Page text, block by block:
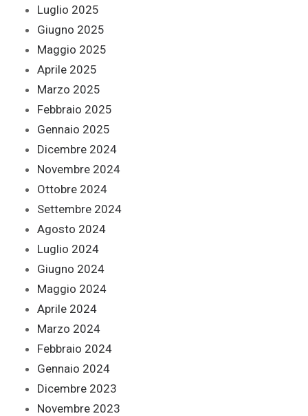
Luglio 2025
Giugno 2025
Maggio 2025
Aprile 2025
Marzo 2025
Febbraio 2025
Gennaio 2025
Dicembre 2024
Novembre 2024
Ottobre 2024
Settembre 2024
Agosto 2024
Luglio 2024
Giugno 2024
Maggio 2024
Aprile 2024
Marzo 2024
Febbraio 2024
Gennaio 2024
Dicembre 2023
Novembre 2023